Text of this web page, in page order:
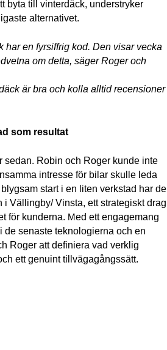
byta till vinterdäck, understryker
alternativet.
har en fyrsiffrig kod. Den visar vecka
om detta, säger Roger och
är bra och kolla alltid recensioner
som resultat
sedan. Robin och Roger kunde inte
intresse för bilar skulle leda
start i en liten verkstad har de
Vällingby/ Vinsta, ett strategiskt drag
för kunderna. Med ett engagemang
senaste teknologierna och en
Roger att definiera vad verklig
ett genuint tillvägagångssätt.